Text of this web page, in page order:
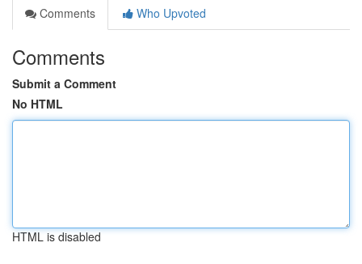
Comments
Who Upvoted
Comments
Submit a Comment
No HTML
HTML is disabled